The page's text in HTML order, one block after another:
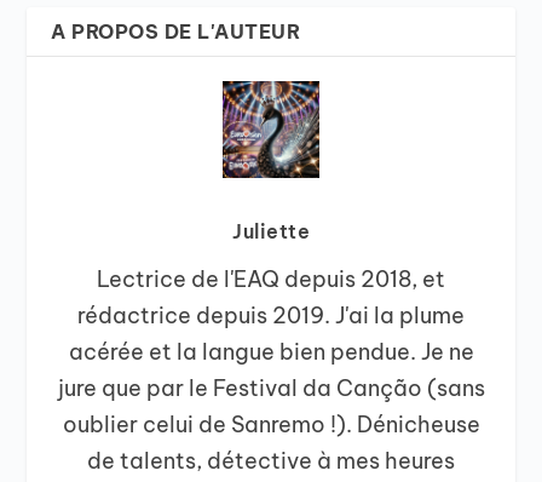
A PROPOS DE L'AUTEUR
Juliette
Lectrice de l'EAQ depuis 2018, et
rédactrice depuis 2019. J'ai la plume
acérée et la langue bien pendue. Je ne
jure que par le Festival da Canção (sans
oublier celui de Sanremo !). Dénicheuse
de talents, détective à mes heures